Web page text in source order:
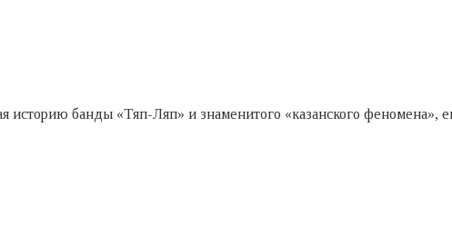
историю банды «Тяп-Ляп» и знаменитого «казанского